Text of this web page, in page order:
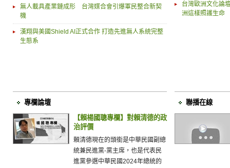
無人載具產業鏈成形 台灣媒合會引爆軍民整合新契
機
漢翔與美國Shield AI正式合作 打造先進無人系統完整
生態系
台灣歐洲文化論
洲這樣照護生命
專欄論壇
【賴楊國聰專欄】對賴清德的政
治評價
賴清德現在的頭銜是中華民國副總
統兼民進黨-黨主席，也是代表民
進黨參選中華民國2024年總統的
聯播在線